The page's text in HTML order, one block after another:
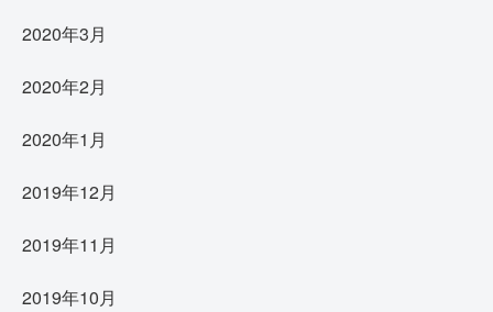
2020年3月
2020年2月
2020年1月
2019年12月
2019年11月
2019年10月